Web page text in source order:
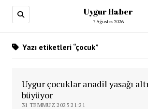
Uygur Haber
7 Ağustos 2026
Yazı etiketleri “çocuk”
Uygur çocuklar anadil yasağı
büyüyor
31 TEMMUZ 2025 21:21